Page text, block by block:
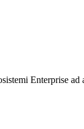
Enterprise